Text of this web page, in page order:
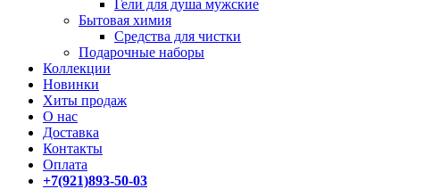
Гели для душа мужские
Бытовая химия
Средства для чистки
Подарочные наборы
Коллекции
Новинки
Хиты продаж
О нас
Доставка
Контакты
Оплата
+7(921)893-50-03